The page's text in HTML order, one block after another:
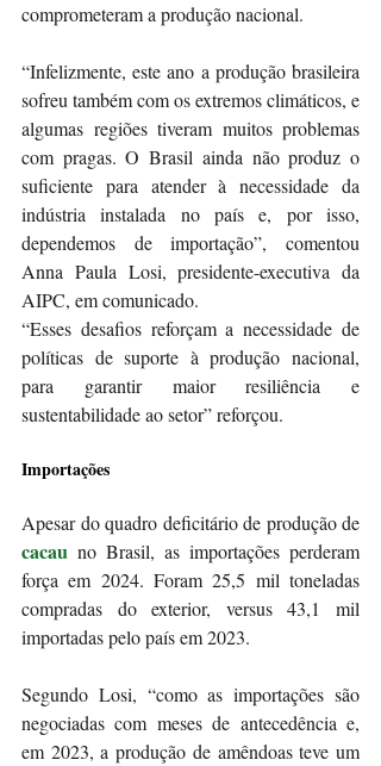
comprometeram a produção nacional.
“Infelizmente, este ano a produção brasileira
sofreu também com os extremos climáticos, e
algumas regiões tiveram muitos problemas
com pragas. O Brasil ainda não produz o
suficiente para atender à necessidade da
indústria instalada no país e, por isso,
dependemos de importação”, comentou
Anna Paula Losi, presidente-executiva da
AIPC, em comunicado.
“Esses desafios reforçam a necessidade de
políticas de suporte à produção nacional,
para garantir maior resiliência e
sustentabilidade ao setor” reforçou.
Importações
cacau no Brasil, as importações perderam
força em 2024. Foram 25,5 mil toneladas
compradas do exterior, versus 43,1 mil
importadas pelo país em 2023.
Segundo Losi, “como as importações são
negociadas com meses de antecedência e,
em 2023, a produção de amêndoas teve um